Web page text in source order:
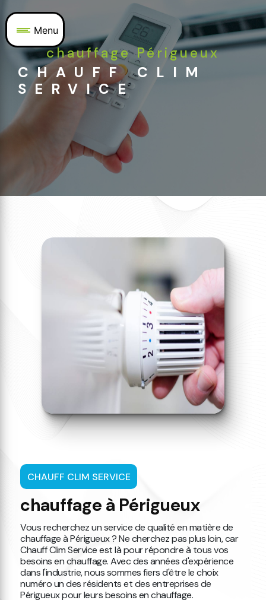
Menu
chauffage Périgueux
CHAUFF CLIM
SERVICE
CHAUFF CLIM SERVICE
chauffage à Périgueux
Vous recherchez un service de qualité en matière de
chauffage à Périgueux ? Ne cherchez pas plus loin, car
Chauff Clim Service est là pour répondre à tous vos
besoins en chauffage. Avec des années d'expérience
dans l'industrie, nous sommes fiers d'être le choix
numéro un des résidents et des entreprises de
Périgueux pour leurs besoins en chauffage.
Panneau de gestion des cookies